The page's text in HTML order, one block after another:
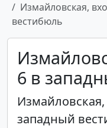
Измайловская,
вестибюль
6 в
западный